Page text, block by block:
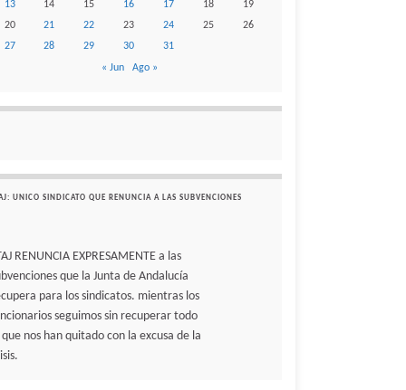
13
14 15 16 17 18
19
20
21 22 23 24 25
26
27
28 29 30
31
« Jun
Ago »
UNICO SINDICATO QUE RENUNCIA A LAS SUBVENCIONES
RENUNCIA EXPRESAMENTE a las
que la Junta de Andalucía
para los sindicatos. mientras los
seguimos sin recuperar todo
que nos han quitado con la excusa de la